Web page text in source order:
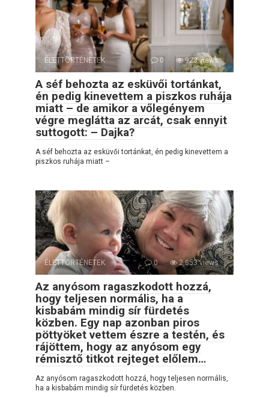
ÉLETTÖRTÉNETEK 0 923 views
A séf behozta az esküvői tortánkat,
én pedig kinevettem a piszkos ruhája
miatt – de amikor a vőlegényem
végre meglátta az arcát, csak ennyit
suttogott: – Dajka?
A séf behozta az esküvői tortánkat, én pedig kinevettem a
piszkos ruhája miatt –
ÉLETTÖRTÉNETEK 0 2,853 views
Az anyósom ragaszkodott hozzá,
hogy teljesen normális, ha a
kisbabám mindig sír fürdetés
közben. Egy nap azonban piros
pöttyöket vettem észre a testén, és
rájöttem, hogy az anyósom egy
rémisztő titkot rejteget előlem…
Az anyósom ragaszkodott hozzá, hogy teljesen normális,
ha a kisbabám mindig sír fürdetés közben.